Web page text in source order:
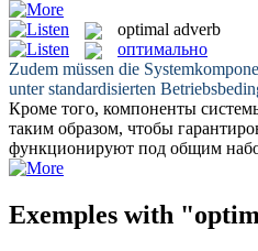
optimal adverb
оптимально
Zudem müssen die
unter standardisierten
Кроме того, компоненты
таким образом, чтобы
функционируют под общим
Exemples with